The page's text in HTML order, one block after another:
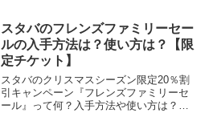
スタバのフレンズファミリーセー
ルの入手方法は？使い方は？【限
定チケット】
スタバのクリスマスシーズン限定20％割
引キャンペーン『フレンズファミリーセ
ール』って何？入手方法や使い方は？ど